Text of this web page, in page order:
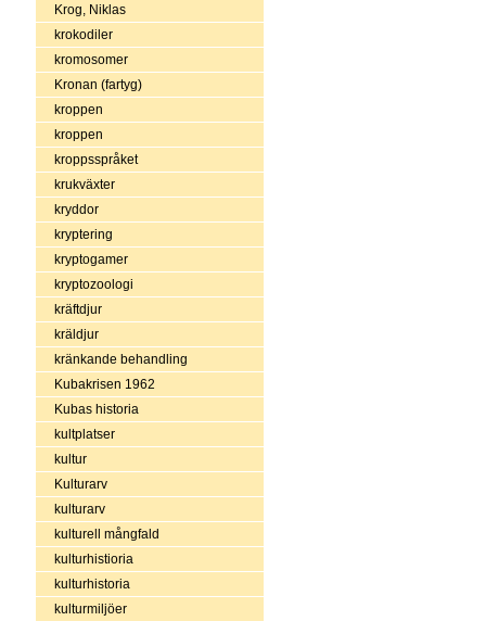
Krog, Niklas
krokodiler
kromosomer
Kronan (fartyg)
kroppen
kroppen
kroppsspråket
krukväxter
kryddor
kryptering
kryptogamer
kryptozoologi
kräftdjur
kräldjur
kränkande behandling
Kubakrisen 1962
Kubas historia
kultplatser
kultur
Kulturarv
kulturarv
kulturell mångfald
kulturhistioria
kulturhistoria
kulturmiljöer